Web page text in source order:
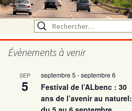
Rechercher :
Évènements à venir
SEP
5
septembre 5 -septembre 6
Festival de l’ALbenc : 30
ans de l’avenir au naturel: